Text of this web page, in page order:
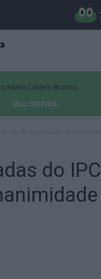
Rádio Castelo Branco
MULTIMÉDIA
do